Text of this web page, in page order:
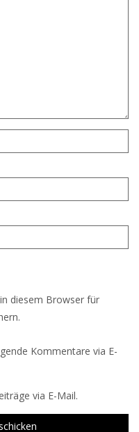
diesem Browser für
Kommentare via E-
via E-Mail.